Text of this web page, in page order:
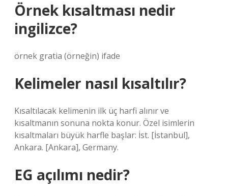
Örnek kısaltması nedir
ingilizce?
örnek gratia (örneğin) ifade
Kelimeler nasıl kısaltılır?
Kısaltılacak kelimenin ilk üç harfi alınır ve
kısaltmanın sonuna nokta konur. Özel isimlerin
kısaltmaları büyük harfle başlar: İst. [İstanbul],
Ankara. [Ankara], Germany.
EG açılımı nedir?